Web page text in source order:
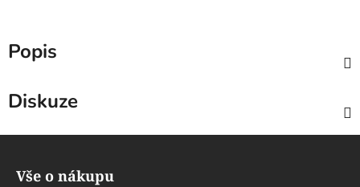
Popis
Diskuze
Vše o nákupu